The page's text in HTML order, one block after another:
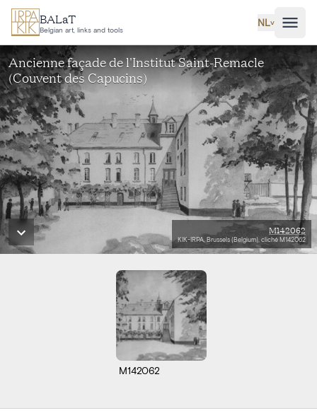
Ga naar hoofdinhoud
BALaT
Belgian art, links and tools
NL˅
Ancienne façade de l'Institut Saint-Remacle
(Couvent des Capucins)
M142062
KIK-IRPA, Brussels (Belgium), cliché M142062
M142062